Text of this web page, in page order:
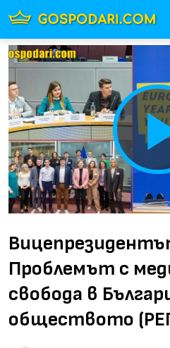
Проблемът с
свобода в
обществото